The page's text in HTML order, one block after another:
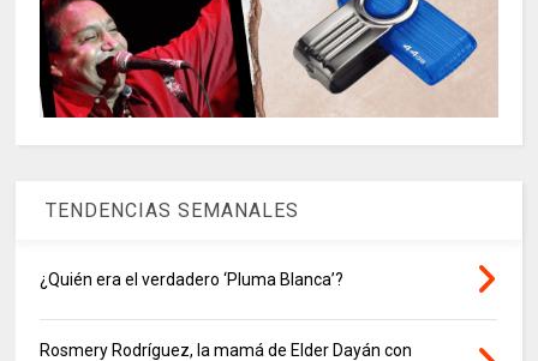
TENDENCIAS SEMANALES
¿Quién era el verdadero ‘Pluma Blanca’?
Rosmery Rodríguez, la mamá de Elder Dayán con